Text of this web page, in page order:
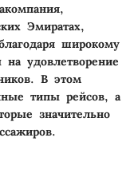
Эмиратах,
широкому
удовлетворение
В этом
типы рейсов, а
значительно